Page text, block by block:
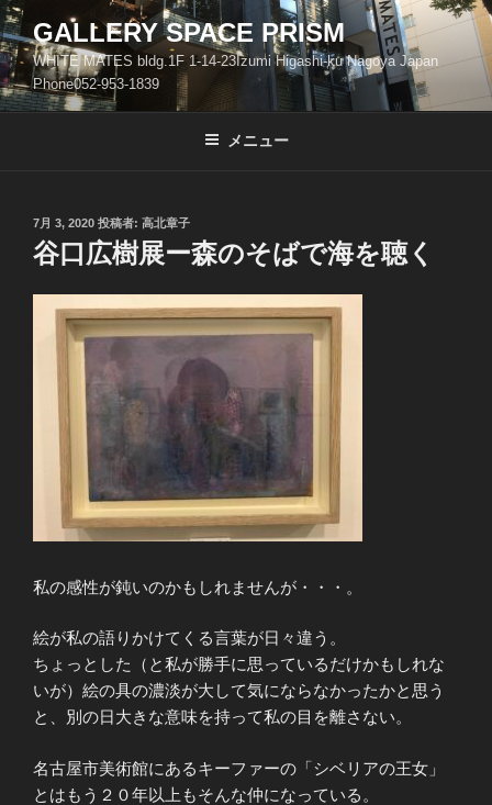
コ
ン
テ
ン
ツ
GALLERY SPACE PRISM
WHITE MATES bldg.1F 1-14-23Izumi Higashi-ku Nagoya Japan
Phone052-953-1839
メニュー
投
稿
日:
7月 3, 2020 投稿者: 高北章子
谷口広樹展ー森のそばで海を聴く
私の感性が鈍いのかもしれませんが・・・。
絵が私の語りかけてくる言葉が日々違う。
ちょっとした（と私が勝手に思っているだけかもしれな
いが）絵の具の濃淡が大して気にならなかったかと思う
と、別の日大きな意味を持って私の目を離さない。
名古屋市美術館にあるキーファーの「シベリアの王女」
とはもう２０年以上もそんな仲になっている。